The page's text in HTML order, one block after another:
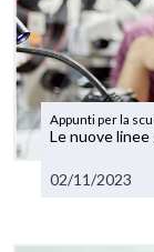
Le nuove linee
02/11/2023